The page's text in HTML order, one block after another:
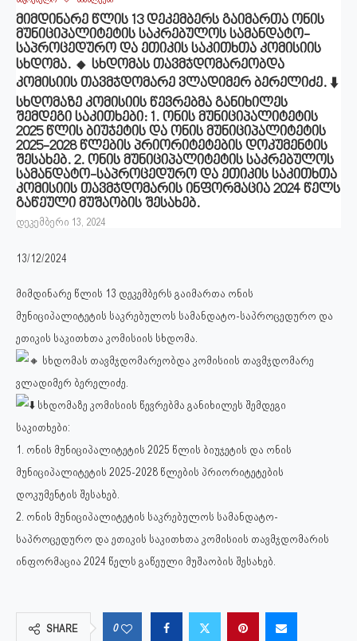
მიმდინარე წლის 13 დეკემბერს გაიმართა ონის
მუნიციპალიტეტის საკრებულოს სამანდატო-
საპროცედურო და ეთიკის საკითხთა კომისიის
სხდომა. 🔸 სხდომას თავმჯდომარეობდა
კომისიის თავმჯდომარე ვლადიმერ ბერელიძე. ⬇️
სხდომაზე კომისიის წევრებმა განიხილეს
შემდეგი საკითხები: 1. ონის მუნიციპალიტეტის
2025 წლის ბიუჯეტის და ონის მუნიციპალიტეტის
2025-2028 წლების პრიორიტეტების დოკუმენტის
შესახებ. 2. ონის მუნიციპალიტეტის საკრებულოს
სამანდატო-საპროცედურო და ეთიკის საკითხთა
კომისიის თავმჯდომარის ინფორმაცია 2024 წელს
გაწეული მუშაობის შესახებ.
დეკემბერი 13, 2024
13/12/2024
მიმდინარე წლის 13 დეკემბერს გაიმართა ონის
მუნიციპალიტეტის საკრებულოს სამანდატო-საპროცედურო და
ეთიკის საკითხთა კომისიის სხდომა.
სხდომას თავმჯდომარეობდა კომისიის თავმჯდომარე
ვლადიმერ ბერელიძე.
სხდომაზე კომისიის წევრებმა განიხილეს შემდეგი
საკითხები:
1. ონის მუნიციპალიტეტის 2025 წლის ბიუჯეტის და ონის
მუნიციპალიტეტის 2025-2028 წლების პრიორიტეტების
დოკუმენტის შესახებ.
2. ონის მუნიციპალიტეტის საკრებულოს სამანდატო-
საპროცედურო და ეთიკის საკითხთა კომისიის თავმჯდომარის
ინფორმაცია 2024 წელს გაწეული მუშაობის შესახებ.
SHARE 0